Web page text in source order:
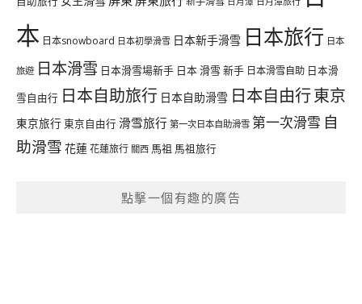
本 日本snowboard 日本初學滑雪 日本新手滑雪 日本旅行 日本
旅遊 日本滑雪 日本滑雪場新手 日本 滑雪 新手 日本滑雪自助 日本滑
雪自由行 日本自助旅行 日本自助滑雪 日本自由行東京
東京旅行 東京自由行 滑雪旅行 第一次日本自助滑雪 第一次滑雪 自
助滑雪 花蓮花蓮旅行 關西 馬祖 馬祖旅行
點擊一個有趣的廣告